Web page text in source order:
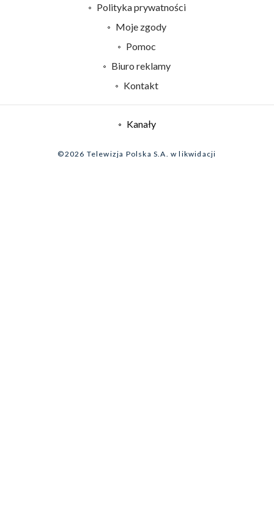
Centrum informacji TVP
Naziemna Telewizja Cyfrowa
System NOS
Biuro Reklamy
Polityka prywatności
Moje zgody
Pomoc
Biuro reklamy
Kontakt
Kanały
©2026 Telewizja Polska S.A. w likwidacji